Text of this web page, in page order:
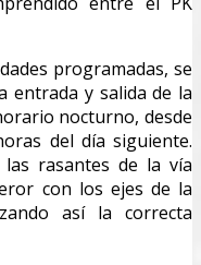
programadas, se
entrada y salida de la
nocturno, desde
del día siguiente.
rasantes de la vía
con los ejes de la
así la correcta